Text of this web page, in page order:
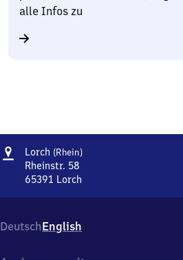
alle Infos zu
Adresse
Lorch (Rhein)Lorch
Rheinstr. 58
65391 Lorch
Rheinstr.
58,
DeutschEnglish